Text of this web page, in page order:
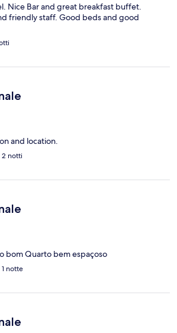
Nice Bar and great breakfast buffet.
friendly staff. Good beds and good
and location.
2 notti
bom Quarto bem espaçoso
notte